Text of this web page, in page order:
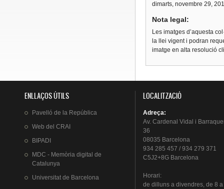
dimarts, novembre 29,
Nota legal:
Les imatges d’aquesta
la llei vigent i podran
imatge en alta resolució
ENLLAÇOS ÚTILS
Pavelló de la República
Web del CRAI
BIPADI
MDC - Memòria digital de
Catalunya
Universitat de Barcelona
LOCALITZACIÓ
Adreça:
Av. Cardenal Vidal i
36
08035 Barcelona
934 285 457 / 934 279 371
C5J2+8G Barcelona
Horari:
de dillunsa divendres, de 8